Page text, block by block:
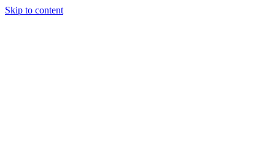
Skip to content